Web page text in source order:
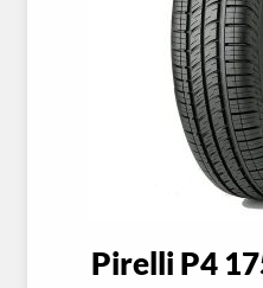
Pirelli P4